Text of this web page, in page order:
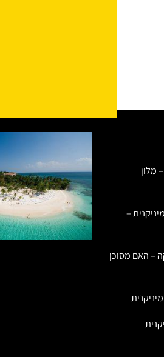
מלון
–
– האם מסוכן